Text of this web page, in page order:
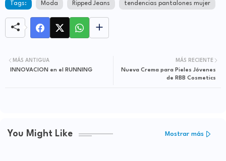
Tags: Moda Ripped Jeans tendencias pantalones mujer
MÁS RECIENTE
Nueva Crema para Pieles Jóvenes
de RBB Cosmetics
MÁS ANTIGUA
You Might Like Mostrar más